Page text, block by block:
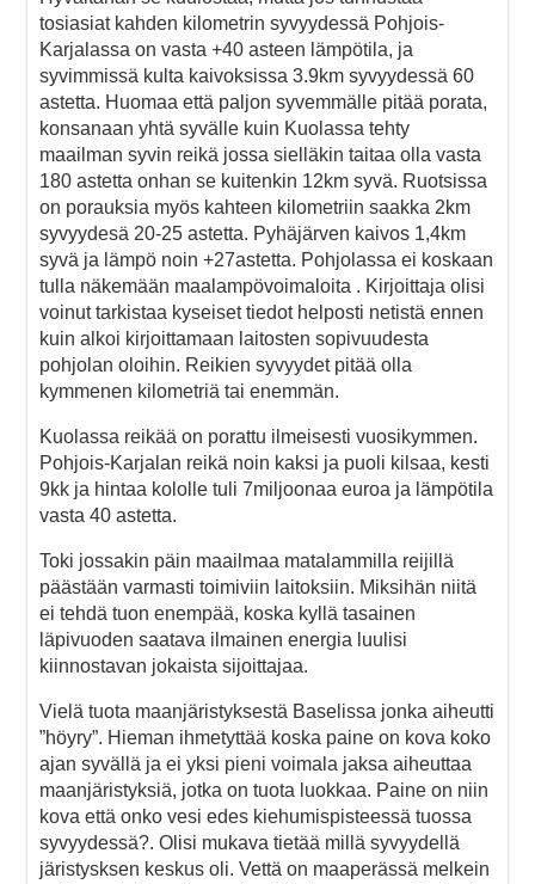
tosiasiat kahden kilometrin syvyydessä Pohjois-
Karjalassa on vasta +40 asteen lämpötila, ja
syvimmissä kulta kaivoksissa 3.9km syvyydessä 60
astetta. Huomaa että paljon syvemmälle pitää porata,
konsanaan yhtä syvälle kuin Kuolassa tehty
maailman syvin reikä jossa sielläkin taitaa olla vasta
180 astetta onhan se kuitenkin 12km syvä. Ruotsissa
on porauksia myös kahteen kilometriin saakka 2km
syvyydesä 20-25 astetta. Pyhäjärven kaivos 1,4km
syvä ja lämpö noin +27astetta. Pohjolassa ei koskaan
tulla näkemään maalampövoimaloita . Kirjoittaja olisi
voinut tarkistaa kyseiset tiedot helposti netistä ennen
kuin alkoi kirjoittamaan laitosten sopivuudesta
pohjolan oloihin. Reikien syvyydet pitää olla
kymmenen kilometriä tai enemmän.
Kuolassa reikää on porattu ilmeisesti vuosikymmen.
Pohjois-Karjalan reikä noin kaksi ja puoli kilsaa, kesti
9kk ja hintaa kololle tuli 7miljoonaa euroa ja lämpötila
vasta 40 astetta.
Toki jossakin päin maailmaa matalammilla reijillä
päästään varmasti toimiviin laitoksiin. Miksihän niitä
ei tehdä tuon enempää, koska kyllä tasainen
läpivuoden saatava ilmainen energia luulisi
kiinnostavan jokaista sijoittajaa.
Vielä tuota maanjäristyksestä Baselissa jonka aiheutti
”höyry”. Hieman ihmetyttää koska paine on kova koko
ajan syvällä ja ei yksi pieni voimala jaksa aiheuttaa
maanjäristyksiä, jotka on tuota luokkaa. Paine on niin
kova että onko vesi edes kiehumispisteessä tuossa
syvyydessä?. Olisi mukava tietää millä syvyydellä
järistysksen keskus oli. Vettä on maaperässä melkein